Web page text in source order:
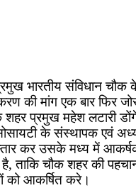
भारतीय संविधान चौक
की मांग एक बार फिर
प्रमुख महेश लटारी
के संस्थापक एवं
कर उसके मध्य में
है, ताकि चौक शहर की
को आकर्षित करे।